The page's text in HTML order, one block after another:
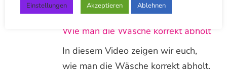
Wie man die Wäsche korrekt abholt
In diesem Video zeigen wir euch,
wie man die Wäsche korrekt abholt.
Einstellungen Akzeptieren Ablehnen